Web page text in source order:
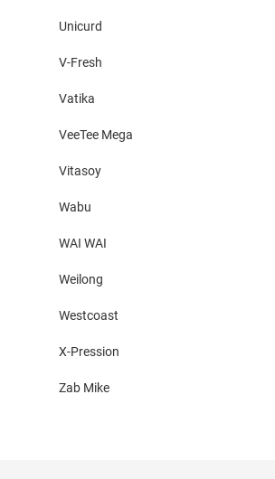
Unicurd
V-Fresh
Vatika
VeeTee Mega
Vitasoy
Wabu
WAI WAI
Weilong
Westcoast
X-Pression
Zab Mike